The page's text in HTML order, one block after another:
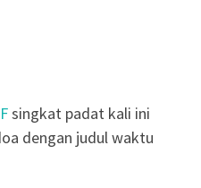
singkat padat kali ini
dengan judul waktu